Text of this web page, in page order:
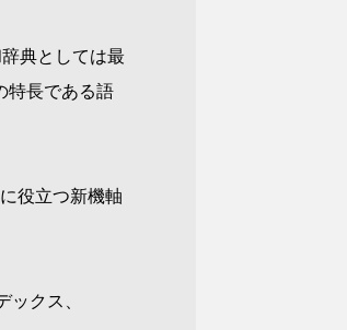
典としては最
特長である語
役立つ新機軸
クス、